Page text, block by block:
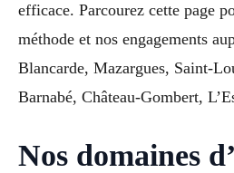
efficace. Parcourez cette page
méthode et nos engagements
Blancarde, Mazargues, Saint-
Barnabé, Château-Gombert,
Nos domaines